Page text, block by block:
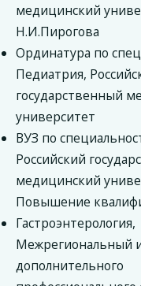
медицинский
Н.И.Пирогова
Ординатура по
Педиатрия,
государственный
университет
ВУЗ по
Российский
медицинский
Повышение
Гастроэнтерология,
Межрегиональный
дополнительного